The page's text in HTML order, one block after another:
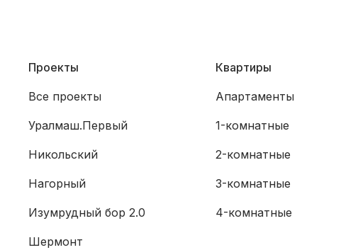
Проекты
Все проекты
Уралмаш.Первый
Никольский
Нагорный
Изумрудный бор 2.0
Шермонт
Квартиры
Апартаменты
1-комнатные
2-комнатные
3-комнатные
4-комнатные